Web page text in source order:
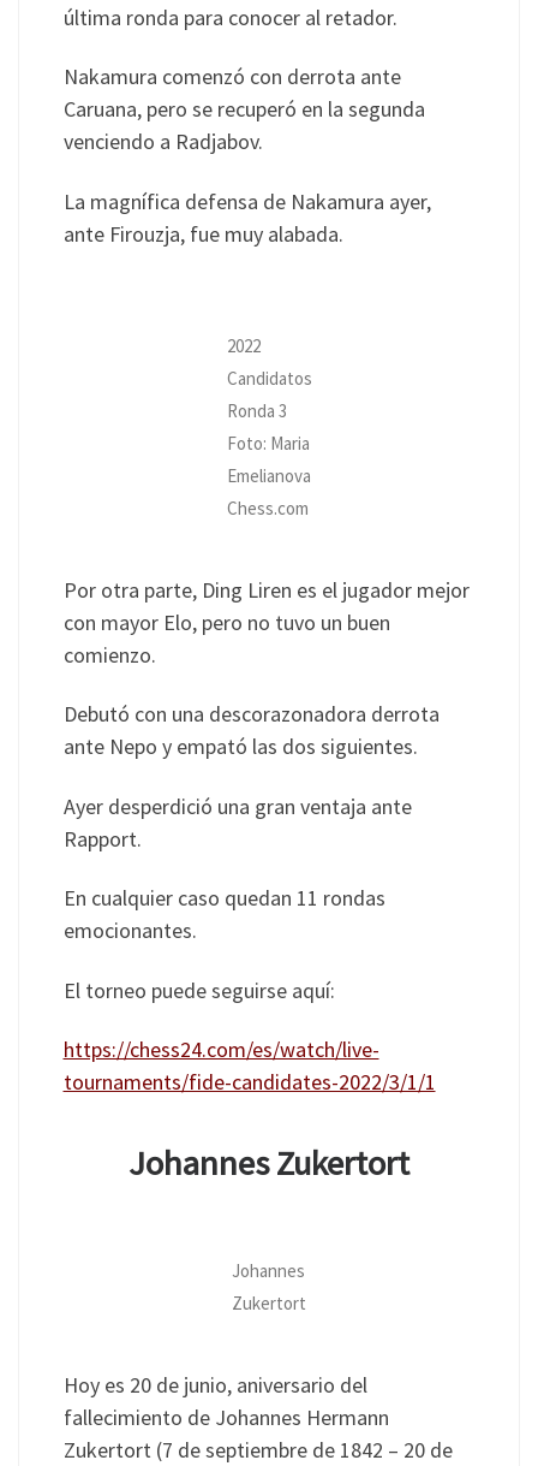
última ronda para conocer al retador.
Nakamura comenzó con derrota ante
Caruana, pero se recuperó en la segunda
venciendo a Radjabov.
La magnífica defensa de Nakamura ayer,
ante Firouzja, fue muy alabada.
2022
Candidatos
Ronda 3
Foto: Maria
Emelianova
Chess.com
Por otra parte, Ding Liren es el jugador mejor
con mayor Elo, pero no tuvo un buen
comienzo.
Debutó con una descorazonadora derrota
ante Nepo y empató las dos siguientes.
Ayer desperdició una gran ventaja ante
Rapport.
En cualquier caso quedan 11 rondas
emocionantes.
El torneo puede seguirse aquí:
https://chess24.com/es/watch/live-
tournaments/fide-candidates-2022/3/1/1
Johannes Zukertort
Johannes
Zukertort
Hoy es 20 de junio, aniversario del
fallecimiento de Johannes Hermann
Zukertort (7 de septiembre de 1842 – 20 de